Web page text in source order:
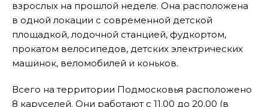
взрослых на прошлой неделе. Она расположена
в одной локации с современной детской
площадкой, лодочной станцией, фудкортом,
прокатом велосипедов, детских электрических
машинок, веломобилей и коньков.
Всего на территории Подмосковья расположено
8 каруселей. Они работают с 11.00 до 20.00 (в